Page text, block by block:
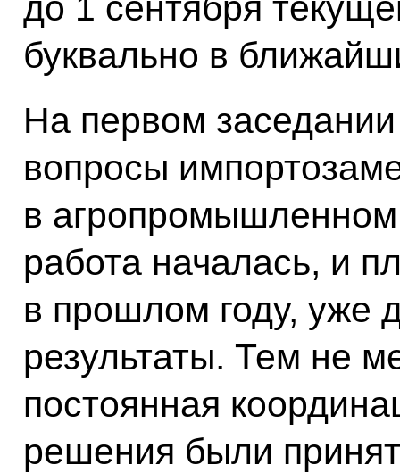
буквально в
На первом
вопросы
в
работа началась, и
в прошлом году, уже
результаты. Тем не
постоянная
решения были